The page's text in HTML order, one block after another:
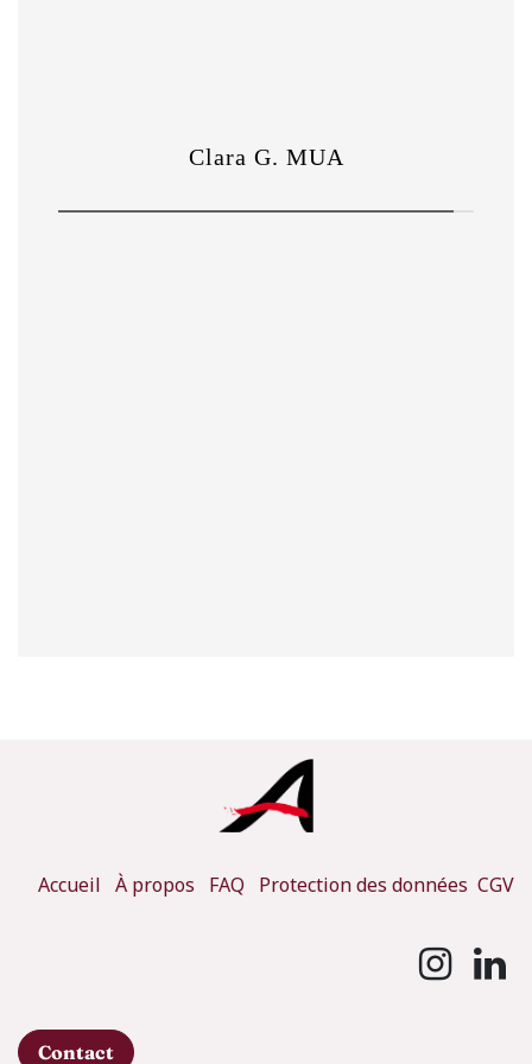
Accueil À propos FAQ Protection des données CGV
Contact